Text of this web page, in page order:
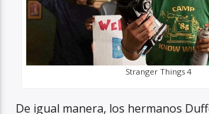
Stranger Things 4
De igual manera, los hermanos